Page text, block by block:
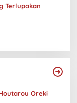
Terlupakan
Oreki